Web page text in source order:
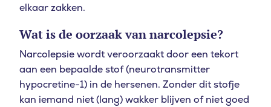
elkaar zakken.
Wat is de oorzaak van narcolepsie?
Narcolepsie wordt veroorzaakt door een tekort
aan een bepaalde stof (neurotransmitter
hypocretine-1) in de hersenen. Zonder dit stofje
kan iemand niet (lang) wakker blijven of niet goed